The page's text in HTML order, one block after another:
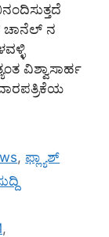
ಚಾನೆಲ್ ನ
ವಿಶ್ವಾಸಾರ್ಹ
, ಫ್ಲ್ಯಾಶ್
,